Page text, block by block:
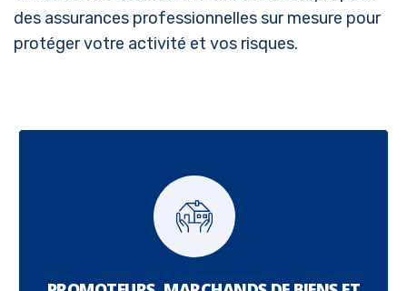
des assurances professionnelles sur mesure pour
protéger votre activité et vos risques.